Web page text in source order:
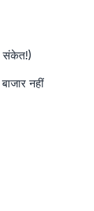
संकेत!)
नहीं